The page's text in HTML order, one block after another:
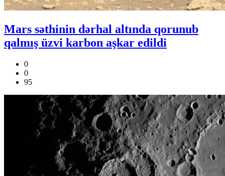
Mars səthinin dərhal altında qorunub
qalmış üzvi karbon aşkar edildi
0
0
95